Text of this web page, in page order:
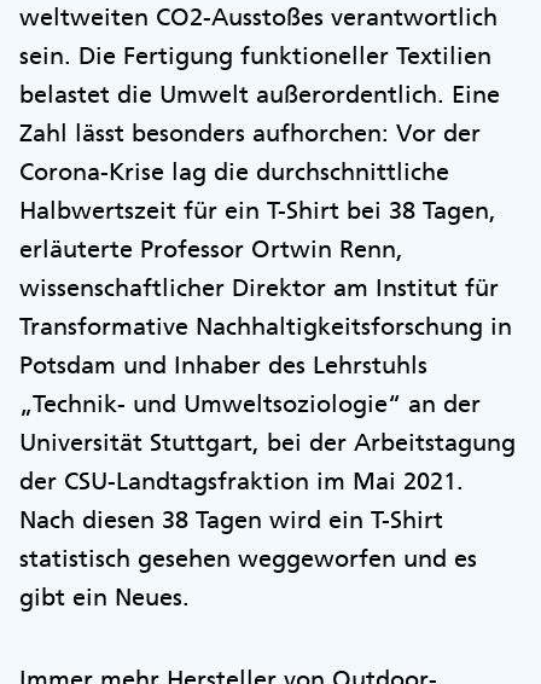
weltweiten CO2-Ausstoßes verantwortlich
sein. Die Fertigung funktioneller Textilien
belastet die Umwelt außerordentlich. Eine
Zahl lässt besonders aufhorchen: Vor der
Corona-Krise lag die durchschnittliche
Halbwertszeit für ein T-Shirt bei 38 Tagen,
erläuterte Professor Ortwin Renn,
wissenschaftlicher Direktor am Institut für
Transformative Nachhaltigkeitsforschung in
Potsdam und Inhaber des Lehrstuhls
„Technik- und Umweltsoziologie“ an der
Universität Stuttgart, bei der Arbeitstagung
der CSU-Landtagsfraktion im Mai 2021.
Nach diesen 38 Tagen wird ein T-Shirt
statistisch gesehen weggeworfen und es
gibt ein Neues.